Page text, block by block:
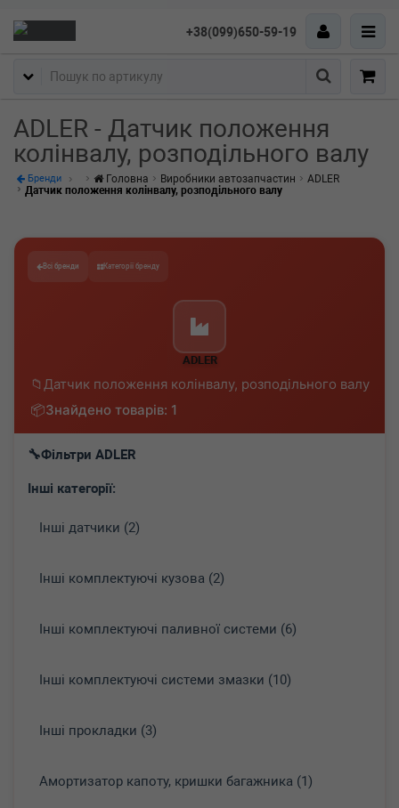
+38(099)650-59-19
Пошук
ADLER - Датчик положення
колінвалу, розподільного валу
Бренди Головна Виробники автозапчастин
ADLER
Датчик положення колінвалу, розподільного валу
Всі бренди Категорії бренду
ADLER
Датчик положення колінвалу, розподільного валу
Знайдено товарів: 1
Фільтри ADLER
Інші категорії:
Інші датчики (2)
Інші комплектуючі кузова (2)
Інші комплектуючі паливної системи (6)
Інші комплектуючі системи змазки (10)
Інші прокладки (3)
Амортизатор капоту, кришки багажника (1)